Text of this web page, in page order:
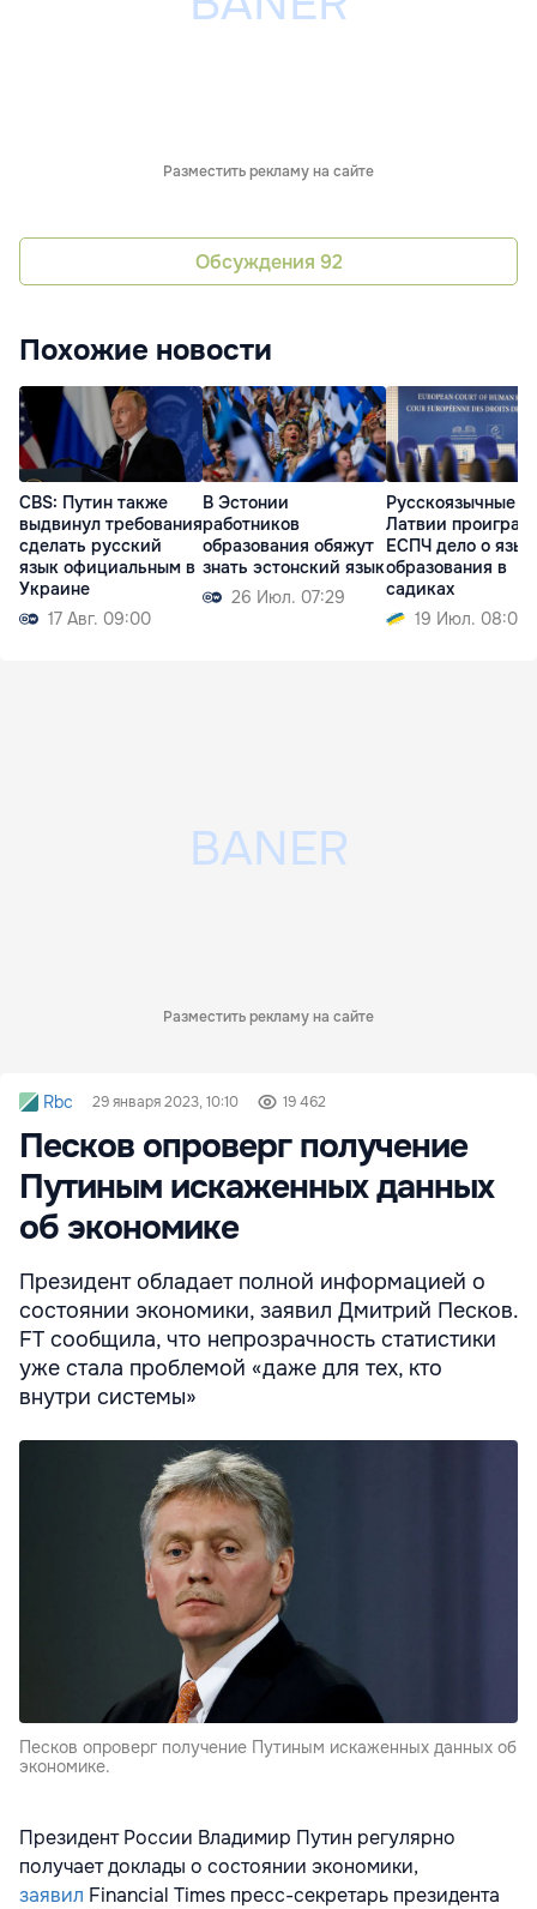
Разместить рекламу на сайте
Обсуждения 92
Похожие новости
CBS: Путин также
выдвинул требования
сделать русский
язык официальным в
Украине
17 Авг. 09:00
В Эстонии
работников
образования обяжут
знать эстонский язык
26 Июл. 07:29
Русскоязычные
Латвии
ЕСПЧ дело о
образования в
садиках
19 Июл. 08:07
Разместить рекламу на сайте
Rbc 29 января 2023, 10:10 19 462
Песков опроверг получение
Путиным искаженных данных
об экономике
Президент обладает полной информацией о
состоянии экономики, заявил Дмитрий Песков.
FT сообщила, что непрозрачность статистики
уже стала проблемой «даже для тех, кто
внутри системы»
Песков опроверг получение Путиным искаженных данных об
экономике.
Президент России Владимир Путин регулярно
получает доклады о состоянии экономики,
заявил Financial Times пресс-секретарь президента